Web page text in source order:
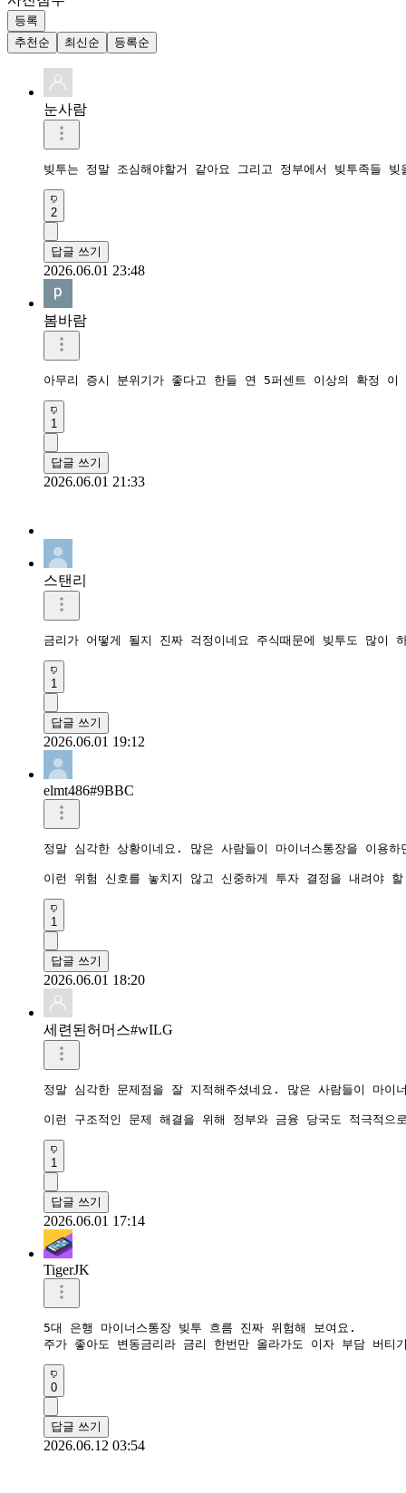
등록
추천순
최신순 등록순
눈사람
빚투는 정말 조심해야할거 같아요 그리고 정부에서 빚투족들 빚
2
답글 쓰기
2026.06.01 23:48
봄바람
아무리 증시 분위기가 좋다고 한들 연 5퍼센트 이상의 확정
1
답글 쓰기
2026.06.01 21:33
스탠리
금리가 어떻게 될지 진짜 걱정이네요 주식때문에 빚투도 많이
1
답글 쓰기
2026.06.01 19:12
elmt486#9BBC
정말 심각한 상황이네요. 많은 사람들이 마이너스통장을 이용
이런 위험 신호를 놓치지 않고 신중하게 투자 결정을 내려야
1
답글 쓰기
2026.06.01 18:20
세련된허머스#wILG
정말 심각한 문제점을 잘 지적해주셨네요. 많은 사람들이 마
이런 구조적인 문제 해결을 위해 정부와 금융 당국도 적극적으
1
답글 쓰기
2026.06.01 17:14
TigerJK
5대 은행 마이너스통장 빚투 흐름 진짜 위험해 보여요.
주가 좋아도 변동금리라 금리 한번만 올라가도 이자 부담 버
0
답글 쓰기
2026.06.12 03:54